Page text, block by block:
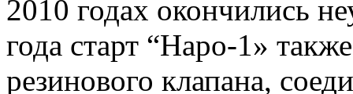
2010 годах окончились
года старт “Наро-1»
резинового клапана,